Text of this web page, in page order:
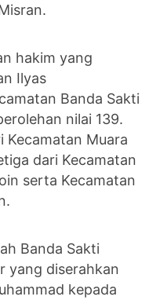
hakim yang
Ilyas
Banda Sakti
nilai 139.
Kecamatan Muara
dari Kecamatan
serta Kecamatan
Banda Sakti
yang diserahkan
kepada